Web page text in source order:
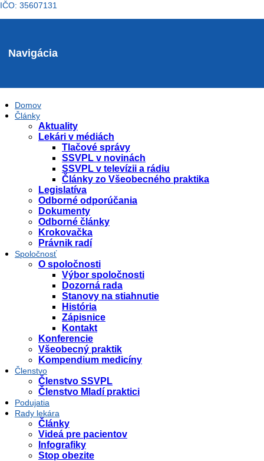
IČO: 35607131
Navigácia
Domov
Články
Aktuality
Lekári v médiách
Tlačové správy
SSVPL v novinách
SSVPL v televízii a rádiu
Články zo Všeobecného praktika
Legislatíva
Odborné odporúčania
Dokumenty
Odborné články
Krokovačka
Právnik radí
Spoločnosť
O spoločnosti
Výbor spoločnosti
Dozorná rada
Stanovy na stiahnutie
História
Zápisnice
Kontakt
Konferencie
Všeobecný praktik
Kompendium medicíny
Členstvo
Členstvo SSVPL
Členstvo Mladí praktici
Podujatia
Rady lekára
Články
Videá pre pacientov
Infografiky
Stop obezite